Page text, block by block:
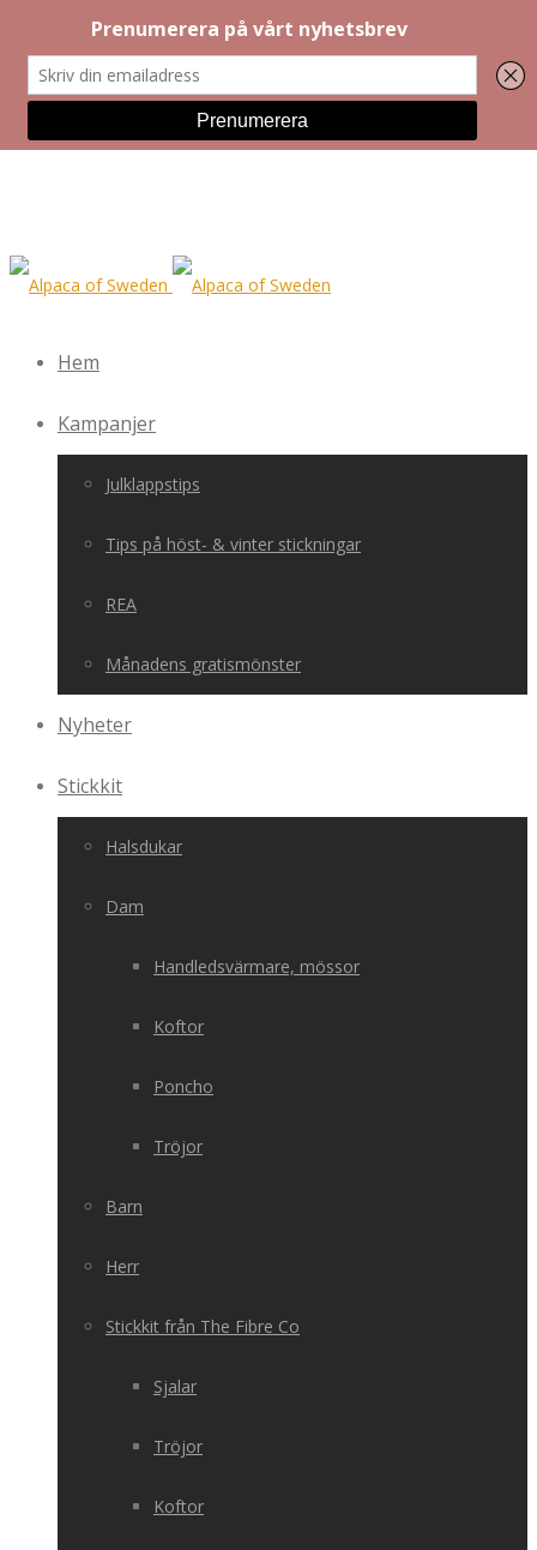
Hem
Kampanjer
Julklappstips
Tips på höst- & vinter stickningar
REA
Månadens gratismönster
Nyheter
Stickkit
Halsdukar
Dam
Handledsvärmare, mössor
Koftor
Poncho
Tröjor
Barn
Herr
Stickkit från The Fibre Co
Sjalar
Tröjor
Koftor